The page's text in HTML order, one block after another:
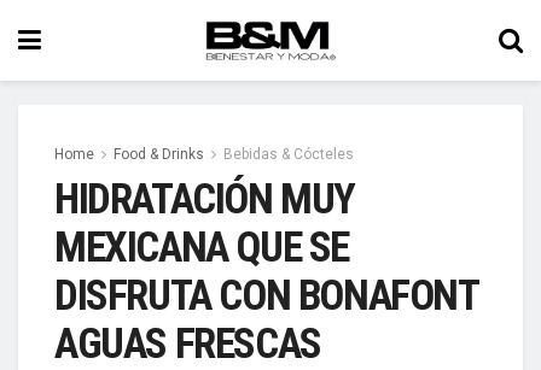
Home Food & Drinks Bebidas & Cócteles
HIDRATACIÓN MUY
MEXICANA QUE SE
DISFRUTA CON BONAFONT
AGUAS FRESCAS